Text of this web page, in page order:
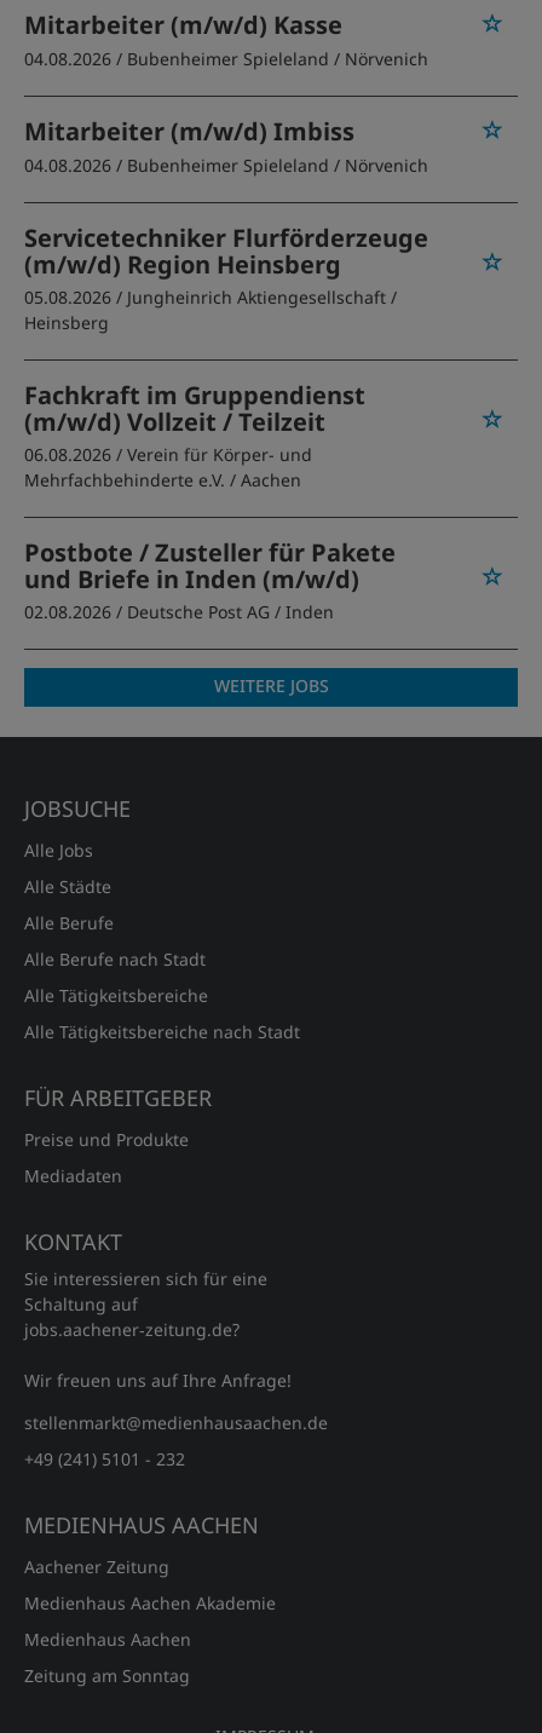
Mitarbeiter (m/w/d) Kasse
04.08.2026 / Bubenheimer Spieleland / Nörvenich
Mitarbeiter (m/w/d) Imbiss
04.08.2026 / Bubenheimer Spieleland / Nörvenich
Servicetechniker Flurförderzeuge
(m/w/d) Region Heinsberg
05.08.2026 / Jungheinrich Aktiengesellschaft /
Heinsberg
Fachkraft im Gruppendienst
(m/w/d) Vollzeit / Teilzeit
06.08.2026 / Verein für Körper- und
Mehrfachbehinderte e.V. / Aachen
Postbote / Zusteller für Pakete
und Briefe in Inden (m/w/d)
02.08.2026 / Deutsche Post AG / Inden
WEITERE JOBS
JOBSUCHE
Alle Jobs
Alle Städte
Alle Berufe
Alle Berufe nach Stadt
Alle Tätigkeitsbereiche
Alle Tätigkeitsbereiche nach Stadt
FÜR ARBEITGEBER
Preise und Produkte
Mediadaten
KONTAKT
Sie interessieren sich für eine
Schaltung auf
jobs.aachener‑zeitung.de?
Wir freuen uns auf Ihre Anfrage!
stellenmarkt@medienhausaachen.de
+49 (241) 5101 - 232
MEDIENHAUS AACHEN
Aachener Zeitung
Medienhaus Aachen Akademie
Medienhaus Aachen
Zeitung am Sonntag